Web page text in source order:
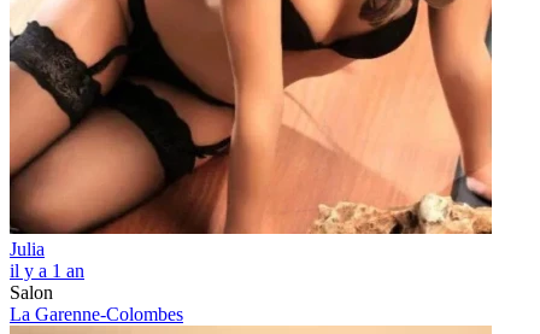
Julia
il y a 1 an
Salon
La Garenne-Colombes